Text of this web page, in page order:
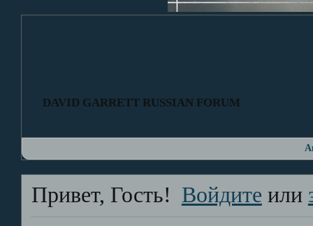
DAVID GARRETT RUSSIAN FORUM
Привет, Гость! Войдите или